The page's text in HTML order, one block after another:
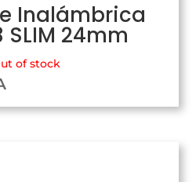
Inalámbrica
SLIM 24mm
of stock